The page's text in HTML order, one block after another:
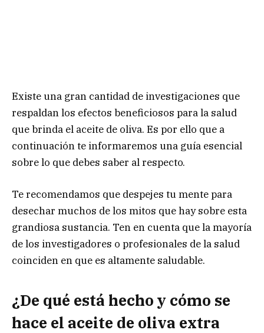
Existe una gran cantidad de investigaciones que
respaldan los efectos beneficiosos para la salud
que brinda el aceite de oliva. Es por ello que a
continuación te informaremos una guía esencial
sobre lo que debes saber al respecto.
Te recomendamos que despejes tu mente para
desechar muchos de los mitos que hay sobre esta
grandiosa sustancia. Ten en cuenta que la mayoría
de los investigadores o profesionales de la salud
coinciden en que es altamente saludable.
¿De qué está hecho y cómo se
hace el aceite de oliva extra